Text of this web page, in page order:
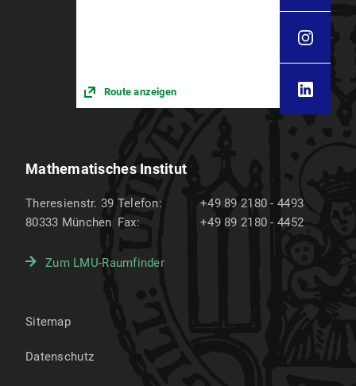
Route anzeigen
Mathematisches Institut
Theresienstr. 39
80333 München
Telefon:
+49 89 2180 - 4493
Fax:
+49 89 2180 - 4452
Zum LMU-Raumfinder
Sitemap
Datenschutz